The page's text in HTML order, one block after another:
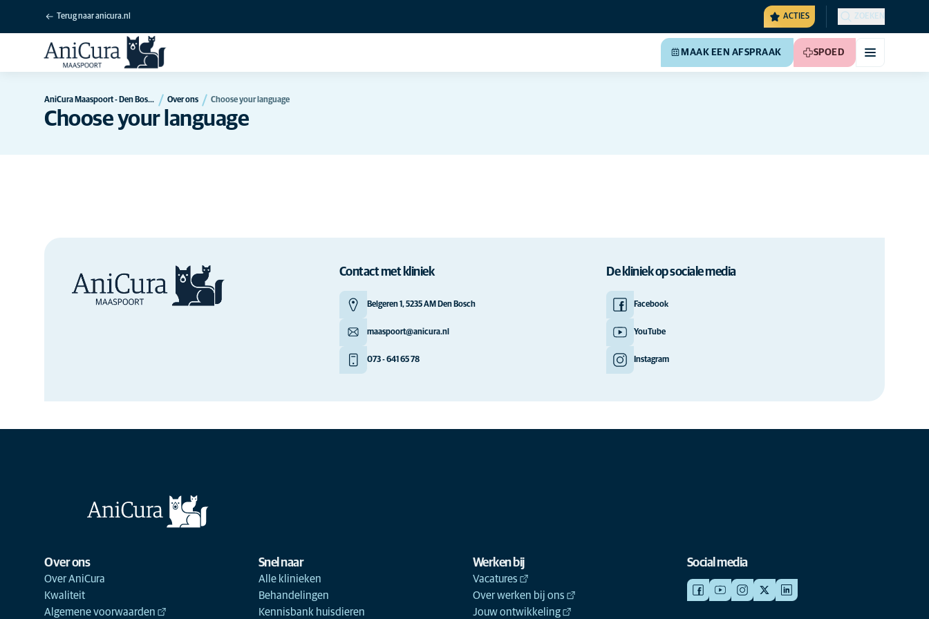
Terug naar anicura.nl ACTIES ZOEKEN
MAAK EEN AFSPRAAK SPOED
AniCura Maaspoort - Den Bosch Over ons Choose your language
Choose your language
Contact met kliniek
Belgeren 1, 5235 AM Den Bosch
maaspoort@anicura.nl
073 - 641 65 78
De kliniek op sociale media
Facebook
YouTube
Instagram
Over ons
Over AniCura
Kwaliteit
Algemene voorwaarden
Snel naar
Alle klinieken
Behandelingen
Kennisbank huisdieren
Werken bij
Vacatures
Over werken bij ons
Jouw ontwikkeling
Social media